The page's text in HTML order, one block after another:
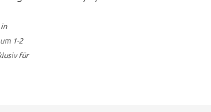
1-2
für